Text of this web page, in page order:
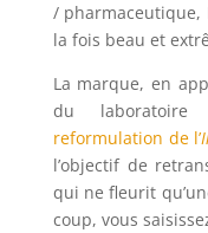
/ pharmaceutique,
la fois beau et
La marque, en
du
reformulation de l’
l’objectif de
qui ne fleurit
coup, vous